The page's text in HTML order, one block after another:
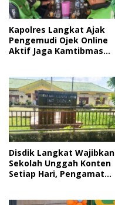
Kapolres Langkat Ajak
Pengemudi Ojek Online
Aktif Jaga Kamtibmas
Disdik Langkat Wajibkan
Sekolah Unggah Konten
Setiap Hari, Pengamat